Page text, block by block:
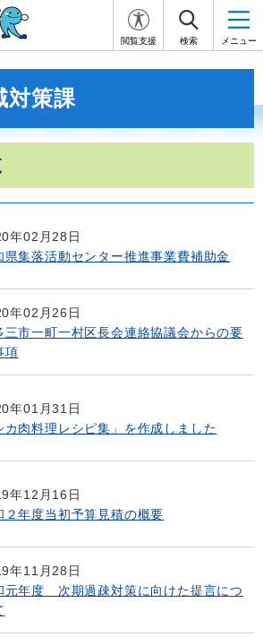
閲覧支援 検索 メニュー
対策課
年02月28日
県集落活動センター推進事業費補助金
年02月26日
三市一町一村区長会連絡協議会からの要
項
年01月31日
カ肉料理レシピ集」を作成しました
年12月16日
２年度当初予算見積の概要
年11月28日
元年度 次期過疎対策に向けた提言につ